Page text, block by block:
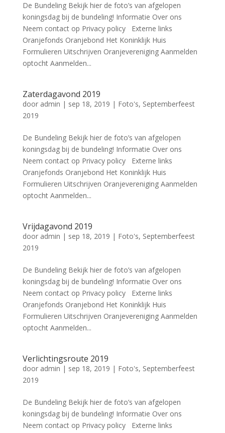
De Bundeling Bekijk hier de foto’s van afgelopen
koningsdag bij de bundeling! Informatie Over ons
Neem contact op Privacy policy Externe links
Oranjefonds Oranjebond Het Koninklijk Huis
Formulieren Uitschrijven Oranjevereniging Aanmelden
optocht Aanmelden...
Zaterdagavond 2019
door admin | sep 18, 2019 | Foto's, Septemberfeest
2019
De Bundeling Bekijk hier de foto’s van afgelopen
koningsdag bij de bundeling! Informatie Over ons
Neem contact op Privacy policy Externe links
Oranjefonds Oranjebond Het Koninklijk Huis
Formulieren Uitschrijven Oranjevereniging Aanmelden
optocht Aanmelden...
Vrijdagavond 2019
door admin | sep 18, 2019 | Foto's, Septemberfeest
2019
De Bundeling Bekijk hier de foto’s van afgelopen
koningsdag bij de bundeling! Informatie Over ons
Neem contact op Privacy policy Externe links
Oranjefonds Oranjebond Het Koninklijk Huis
Formulieren Uitschrijven Oranjevereniging Aanmelden
optocht Aanmelden...
Verlichtingsroute 2019
door admin | sep 18, 2019 | Foto's, Septemberfeest
2019
De Bundeling Bekijk hier de foto’s van afgelopen
koningsdag bij de bundeling! Informatie Over ons
Neem contact op Privacy policy Externe links